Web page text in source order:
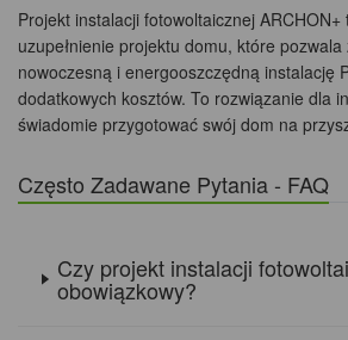
Projekt instalacji fotowoltaicznej ARCHON+
uzupełnienie projektu domu, które
nowoczesną i energooszczędną instalację
dodatkowych kosztów. To rozwiązanie dla
świadomie przygotować swój dom na
Często Zadawane Pytania - FAQ
Czy projekt instalacji
obowiązkowy?